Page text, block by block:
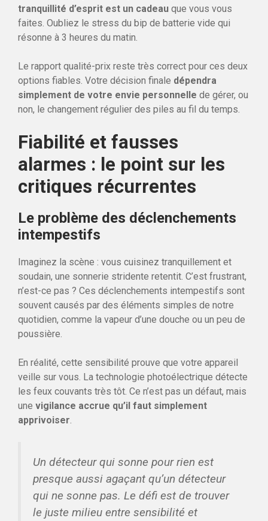
tranquillité d’esprit est un cadeau que vous vous
faites. Oubliez le stress du bip de batterie vide qui
résonne à 3 heures du matin.
Le rapport qualité-prix reste très correct pour ces deux
options fiables. Votre décision finale dépendra
simplement de votre envie personnelle de gérer, ou
non, le changement régulier des piles au fil du temps.
Fiabilité et fausses
alarmes : le point sur les
critiques récurrentes
Le problème des déclenchements
intempestifs
Imaginez la scène : vous cuisinez tranquillement et
soudain, une sonnerie stridente retentit. C’est frustrant,
n’est-ce pas ? Ces déclenchements intempestifs sont
souvent causés par des éléments simples de notre
quotidien, comme la vapeur d’une douche ou un peu de
poussière.
En réalité, cette sensibilité prouve que votre appareil
veille sur vous. La technologie photoélectrique détecte
les feux couvants très tôt. Ce n’est pas un défaut, mais
une vigilance accrue qu’il faut simplement
apprivoiser
Un détecteur qui sonne pour rien est
presque aussi agaçant qu’un détecteur
qui ne sonne pas. Le défi est de trouver
le juste milieu entre sensibilité et